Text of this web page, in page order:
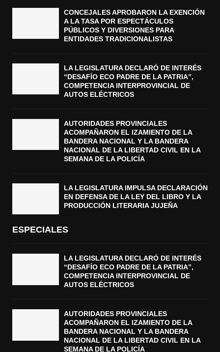
CONCEJALES APROBARON LA EXENCIÓN
A LA TASA POR ESPECTÁCULOS
PÚBLICOS Y DIVERSIONES PARA
ENTIDADES TRADICIONALISTAS
LA LEGISLATURA DECLARÓ DE INTERÉS
“DESAFÍO ECO PADRE DE LA PATRIA”,
COMPETENCIA INTERPROVINCIAL DE
AUTOS ELÉCTRICOS
AUTORIDADES PROVINCIALES
ACOMPAÑARON EL IZAMIENTO DE LA
BANDERA NACIONAL Y LA BANDERA
NACIONAL DE LA LIBERTAD CIVIL EN LA
SEMANA DE LA POLICÍA
LA LEGISLATURA IMPULSA DECLARACIÓN
EN DEFENSA DE LA LEY DEL LIBRO Y LA
PRODUCCIÓN LITERARIA JUJEÑA
ESPECIALES
LA LEGISLATURA DECLARÓ DE INTERÉS
“DESAFÍO ECO PADRE DE LA PATRIA”,
COMPETENCIA INTERPROVINCIAL DE
AUTOS ELÉCTRICOS
AUTORIDADES PROVINCIALES
ACOMPAÑARON EL IZAMIENTO DE LA
BANDERA NACIONAL Y LA BANDERA
NACIONAL DE LA LIBERTAD CIVIL EN LA
SEMANA DE LA POLICÍA